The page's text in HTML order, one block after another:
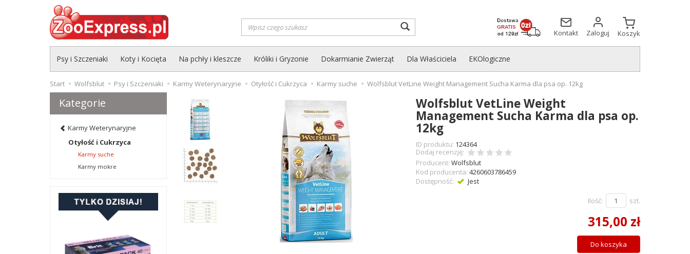
Kontakt
Zaloguj Koszyk
Psy i Szczeniaki Koty i Kocięta Na pchły i kleszcze Króliki i Gryzonie Dokarmianie Zwierząt Dla Właściciela EKOlogiczne
Start Wolfsblut Psy i Szczeniaki Karmy Weterynaryjne Otyłość i Cukrzyca Karmy suche Wolfsblut VetLine Weight Management Sucha Karma dla psa op. 12kg
Wolfsblut VetLine Weight
Management Sucha Karma dla psa op.
12kg
ID produktu: 124364
Dodaj recenzję:
Producent: Wolfsblut
Kod producenta: 4260603786459
Dostępność:
Jest
Ilość: szt.
315,00 zł
Do koszyka
Kategorie
Karmy Weterynaryjne
Otyłość i Cukrzyca
Karmy suche
Karmy mokre